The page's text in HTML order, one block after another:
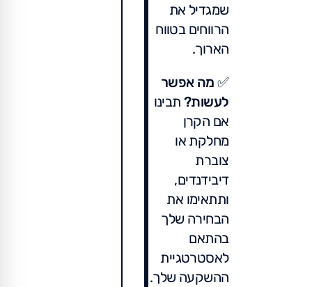
שמגדיל את
הרווחים בטווח
הארוך.
✅ מה אפשר
לעשות? תבינו
אם הקרן
מחלקת או
צוברת
דיבידנדים,
ותתאימו את
הבחירה שלך
בהתאם
לאסטרטגיית
ההשקעה שלך.